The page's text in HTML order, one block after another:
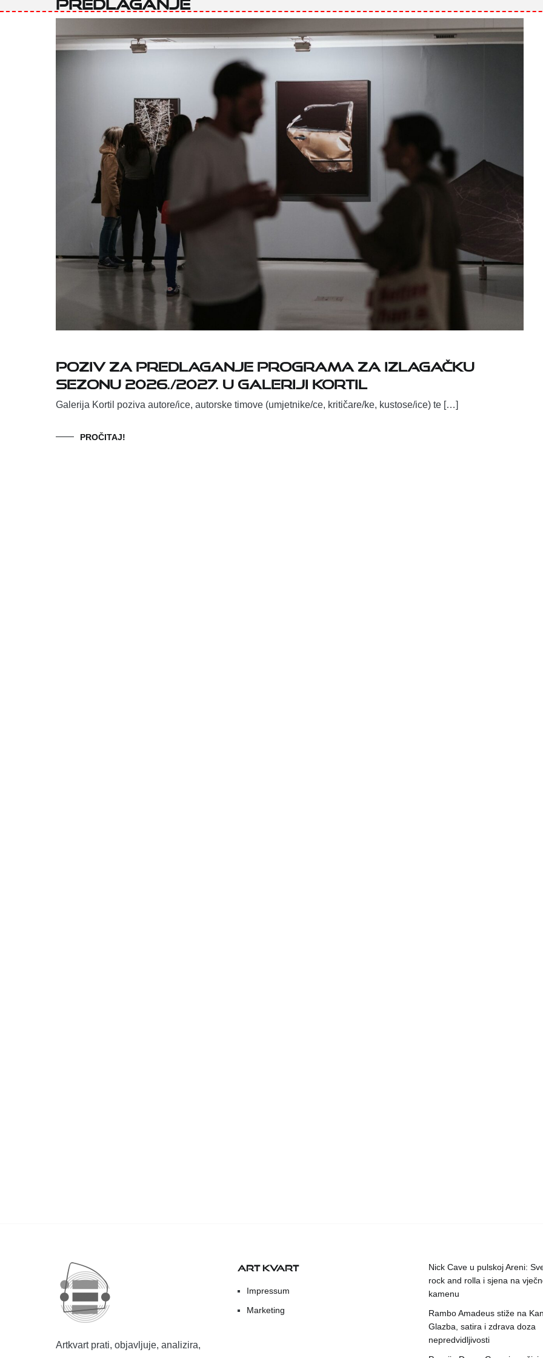
Poziv za predlaganje programa za izlagačku
sezonu 2026./2027. u Galeriji Kortil
Galerija Kortil poziva autore/ice, autorske timove (umjetnike/ce, kritičare/ke, kustose/ice) te […]
PROČITAJ!
Artkvart prati, objavljuje, analizira,
ART KVART
Impressum
Marketing
Nick Cave u pulskoj Areni:
rock and rolla i sjena na
kamenu
Rambo Amadeus stiže na
Glazba, satira i zdrava doza
nepredvidljivosti